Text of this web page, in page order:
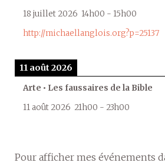
18 juillet 2026 14h00 - 15h00
http://michaellanglois.org?p=25137
11 août 2026
Arte • Les faussaires de la Bible
11 août 2026 21h00 - 23h00
Pour afficher mes événements